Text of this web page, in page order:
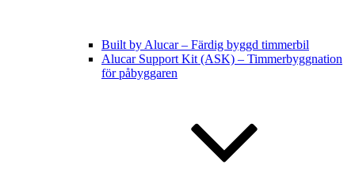
Built by Alucar – Färdig byggd timmerbil
Alucar Support Kit (ASK) – Timmerbyggnation
för påbyggaren